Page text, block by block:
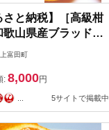
さと納税】［高級柑
歌山県産ブラッドオ
タロッコ 約
もの 食品 人気 おす
料無料
富田町
:8,000円
5サイトで掲載中